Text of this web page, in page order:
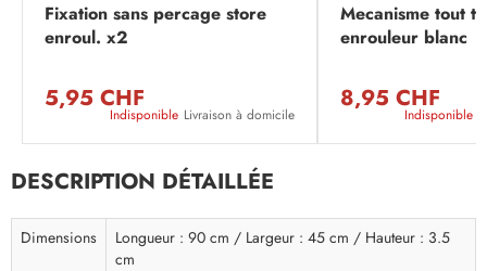
Fixation sans percage store
enroul. x2
5,95 CHF
Indisponible Livraison à domicile
Mecanisme tout
enrouleur blanc
8,95 CHF
Indisponible
DESCRIPTION DÉTAILLÉE
Dimensions
Longueur : 90 cm / Largeur : 45 cm / Hauteur : 3.5
cm